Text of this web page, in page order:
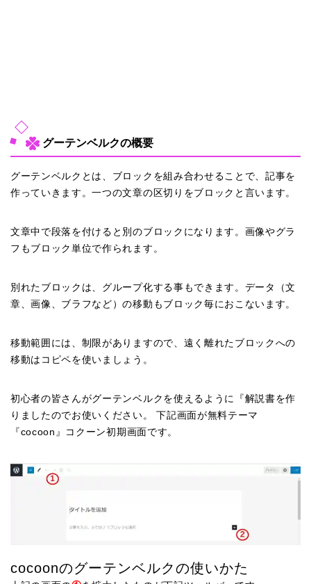
グーテンベルクの概要
グーテンベルクとは、ブロックを組み合わせることで、記事を
作っていきます。一つの文章の区切りをブロックと言います。
文章中で段落を付けると別のブロックになります。画像やグラ
フもブロック単位で作られます。
別れたブロックは、グループ化する事もできます。データ（文
章、画像、ブラフなど）の移動もブロック毎におこないます。
移動範囲には、制限がありますので、遠く離れたブロックへの
移動はコピペを使いましょう。
初心者の皆さんがグーテンベルクを使えるように『解説書を作
りましたのでお使いください。 下記画面が無料テーマ
『cocoon』コクーン初期画面です。
cocoonのグーテンベルクの使いかた